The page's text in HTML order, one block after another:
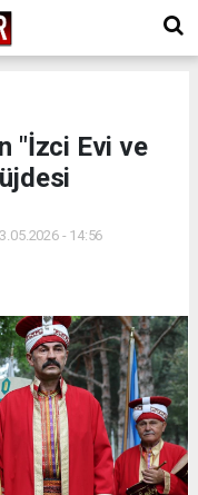
"İzci Evi ve
- 14:56